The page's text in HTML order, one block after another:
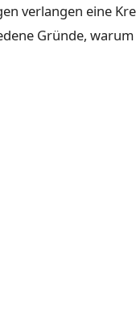
verlangen eine
Gründe,